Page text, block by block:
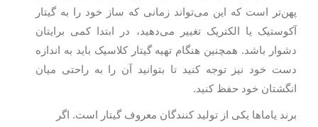
پهن‌تر است که این می‌تواند زمانی که ساز خود را به گیتار
آکوستیک یا الکتریک تغییر می‌دهید، در ابتدا کمی برایتان
دشوار باشد. همچنین هنگام تهیه گیتار کلاسیک باید به اندازه
دست خود نیز توجه کنید تا بتوانید آن را به راحتی میان
انگشتان خود حفظ کنید.
برند یاماها یکی از تولید کنندگان معروف گیتار است. اگر